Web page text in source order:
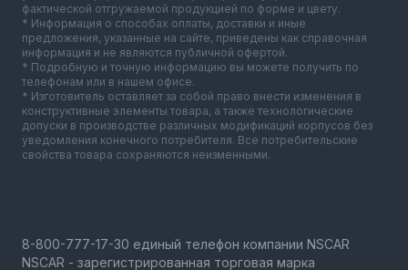
фактической отгружаемой продукцией по форме и цвету.
* Информация о способах оплаты, доставки и иные
предложения, указанные на сайте, приведены как справочная
информация и не являются публичной офертой.
* Подробную и точную информацию вы можете получить по
телефонам или в нашем офисе.
* Изготовитель оставляет за собой право внести изменения в
конструктивные элементы товара, а также технологические
допуски в производстве различных модификаций корпусов без
уведомления конечного потребителя. Все потребительские
свойства товара сохраняются неизменными.
NSCAR - зарегистрированная торговая марка